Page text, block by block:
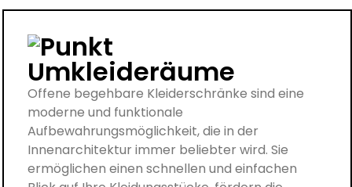
Umkleideräume
Offene begehbare Kleiderschränke sind eine
moderne und funktionale
Aufbewahrungsmöglichkeit, die in der
Innenarchitektur immer beliebter wird. Sie
ermöglichen einen schnellen und einfachen